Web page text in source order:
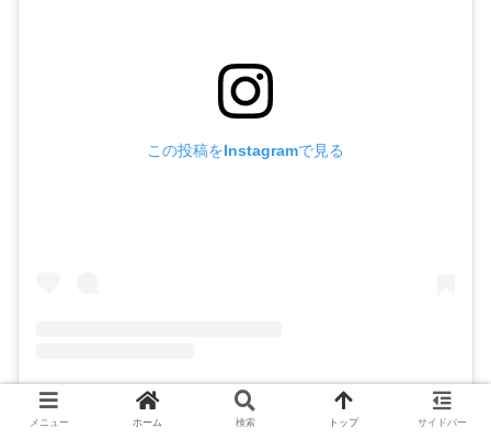
この投稿をInstagramで見る
朝倉 未来 Mikuru Asakura(@mikuruasakura)がシェアした投稿
メニュー ホーム 検索 トップ サイドバー